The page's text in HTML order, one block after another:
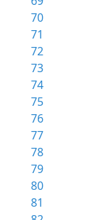
70
71
72
73
74
75
76
77
78
79
80
81